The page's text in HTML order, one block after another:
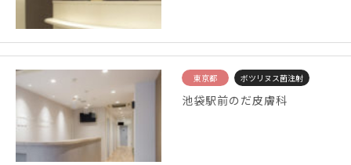
東京都 ボツリヌス菌注射
池袋駅前のだ皮膚科